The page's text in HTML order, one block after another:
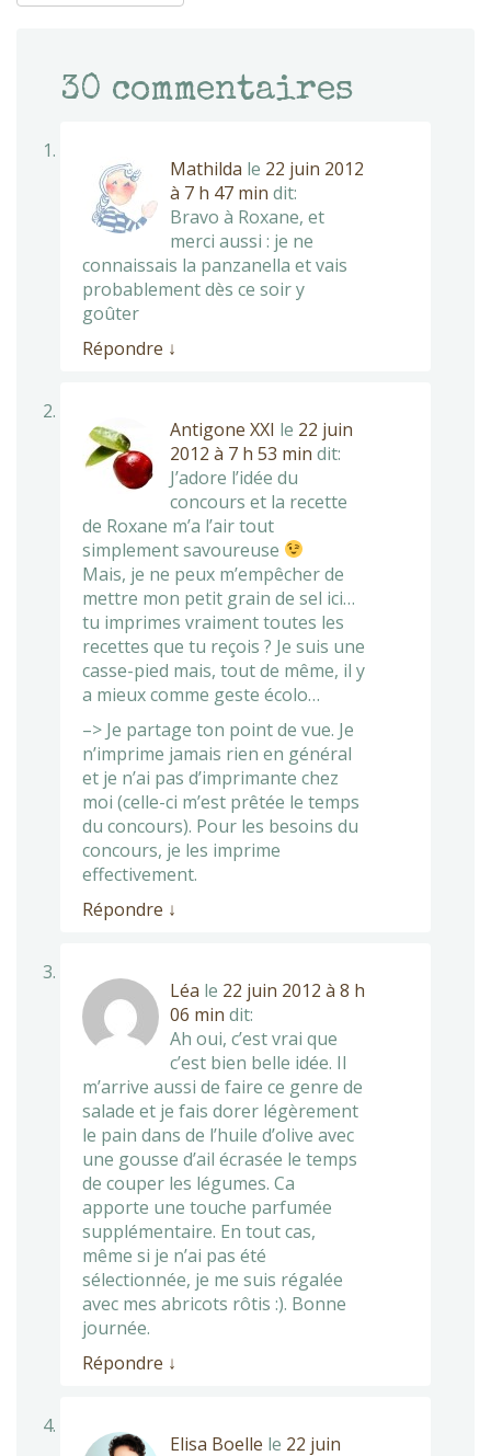
30 commentaires
Mathilda le 22 juin 2012
à 7 h 47 min dit:
Bravo à Roxane, et
merci aussi : je ne
connaissais la panzanella et vais
probablement dès ce soir y
goûter
Répondre ↓
Antigone XXI le 22 juin
2012 à 7 h 53 min dit:
J’adore l’idée du
concours et la recette
de Roxane m’a l’air tout
simplement savoureuse
Mais, je ne peux m’empêcher de
mettre mon petit grain de sel ici…
tu imprimes vraiment toutes les
recettes que tu reçois ? Je suis une
casse-pied mais, tout de même, il y
a mieux comme geste écolo…
–> Je partage ton point de vue. Je
n’imprime jamais rien en général
et je n’ai pas d’imprimante chez
moi (celle-ci m’est prêtée le temps
du concours). Pour les besoins du
concours, je les imprime
effectivement.
Répondre ↓
Léa le 22 juin 2012 à 8 h
06 min dit:
Ah oui, c’est vrai que
c’est bien belle idée. Il
m’arrive aussi de faire ce genre de
salade et je fais dorer légèrement
le pain dans de l’huile d’olive avec
une gousse d’ail écrasée le temps
de couper les légumes. Ca
apporte une touche parfumée
supplémentaire. En tout cas,
même si je n’ai pas été
sélectionnée, je me suis régalée
avec mes abricots rôtis :). Bonne
journée.
Répondre ↓
Elisa Boelle le 22 juin